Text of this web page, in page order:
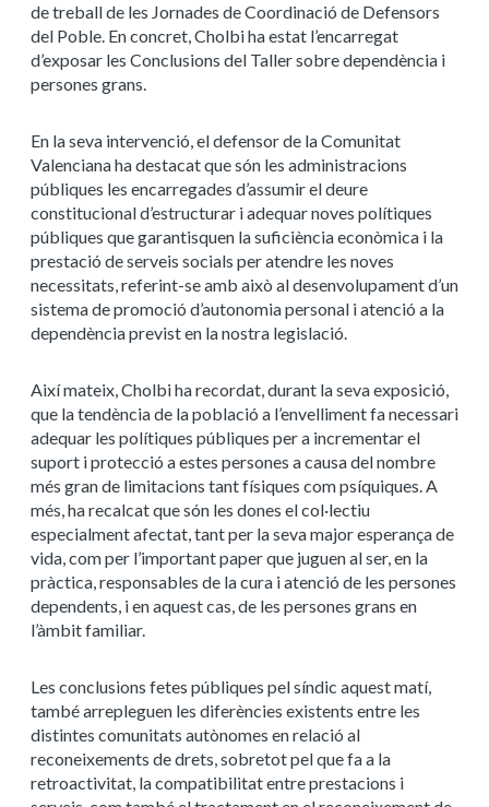
de treball de les Jornades de Coordinació de Defensors
del Poble. En concret, Cholbi ha estat l’encarregat
d’exposar les Conclusions del Taller sobre dependència i
persones grans.
En la seva intervenció, el defensor de la Comunitat
Valenciana ha destacat quesón les administracions
públiques les encarregades d’assumir el deure
constitucional d’estructurar i adequar noves polítiques
públiques que garantisquen la suficiència econòmica i la
prestació de serveis socials per atendre les noves
necessitats, referint-se amb això al desenvolupament d’un
sistema de promoció d’autonomia personal i atenció a la
dependència previst en la nostra legislació.
Així mateix, Cholbi ha recordat, durant la seva exposició,
que latendència de la població a l’envellimentfa necessari
adequar les polítiques públiques per a incrementar el
suport i protecció a estes persones a causa del nombre
més gran de limitacions tant físiques com psíquiques. A
més, ha recalcat quesón les dones el col·lectiu
especialment afectat, tant per la seva major esperança de
vida, com per l’important paper que juguen al ser, en la
pràctica, responsables de la cura i atenció de les persones
dependents, i en aquest cas, de les persones grans en
l’àmbit familiar.
Les conclusions fetes públiques pel síndic aquest matí,
també arrepleguen les diferències existents entre les
distintes comunitats autònomes en relació al
reconeixements de drets, sobretot pel que fa a la
retroactivitat, la compatibilitat entre prestacions i